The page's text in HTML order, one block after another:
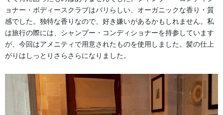
ョナー・ボディースクラブはバリらしい、オーガニックな香り・質
感でした。独特な香りなので、好き嫌いがあるかもしれません。私
は旅行の際には、シャンプー・コンディショナーを持参しています
が、今回はアメニティで用意されたものを使用しました。髪の仕上
がりはしっとりさらさらになりました。